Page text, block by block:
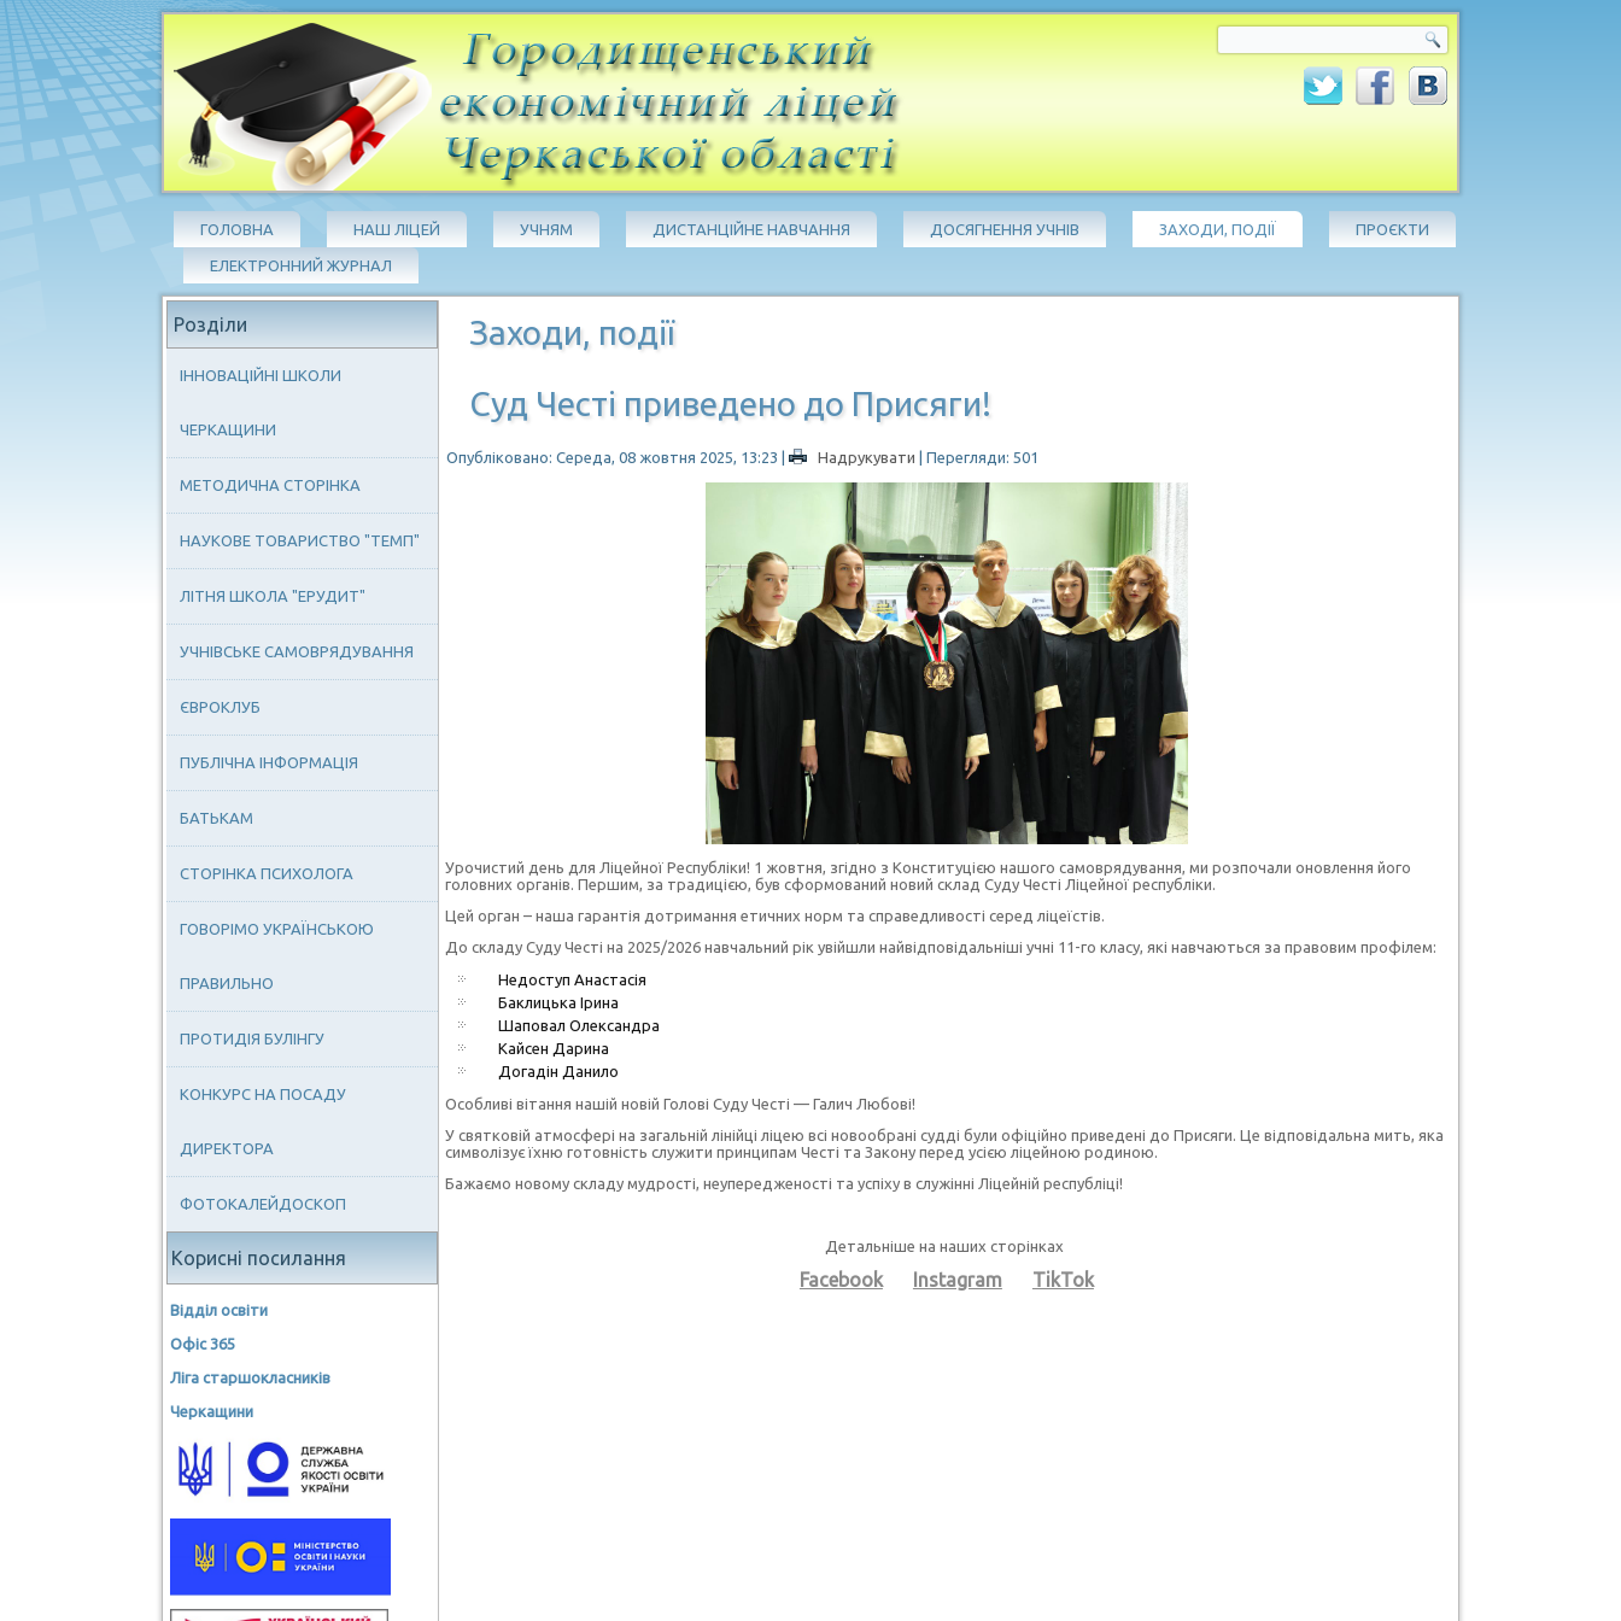
ГОЛОВНА НАШ ЛІЦЕЙ УЧНЯМ ДИСТАНЦІЙНЕ НАВЧАННЯ ДОСЯГНЕННЯ УЧНІВ ЗАХОДИ, ПОДІЇ ПРОЄКТИ
ЕЛЕКТРОННИЙ ЖУРНАЛ
Розділи
ІННОВАЦІЙНІ ШКОЛИ
ЧЕРКАЩИНИ
МЕТОДИЧНА СТОРІНКА
НАУКОВЕ ТОВАРИСТВО "ТЕМП"
ЛІТНЯ ШКОЛА "ЕРУДИТ"
УЧНІВСЬКЕ САМОВРЯДУВАННЯ
ЄВРОКЛУБ
ПУБЛІЧНА ІНФОРМАЦІЯ
БАТЬКАМ
СТОРІНКА ПСИХОЛОГА
ГОВОРІМО УКРАЇНСЬКОЮ
ПРАВИЛЬНО
ПРОТИДІЯ БУЛІНГУ
КОНКУРС НА ПОСАДУ
ДИРЕКТОРА
ФОТОКАЛЕЙДОСКОП
Корисні посилання
Відділ освіти
Офіс 365
Ліга старшокласників
Черкащини
Заходи, події
Суд Честі приведено до Присяги!
Опубліковано: Середа, 08 жовтня 2025, 13:23 | Надрукувати | Перегляди: 501
Урочистий день для Ліцейної Республіки! 1 жовтня, згідно з Конституцією нашого самоврядування, ми розпочали оновлення його
головних органів. Першим, за традицією, був сформований новий склад Суду Честі Ліцейної республіки.
Цей орган – наша гарантія дотримання етичних норм та справедливості серед ліцеїстів.
До складу Суду Честі на 2025/2026 навчальний рік увійшли найвідповідальніші учні 11-го класу, які навчаються за правовим профілем:
Недоступ Анастасія
Баклицька Ірина
Шаповал Олександра
Кайсен Дарина
Догадін Данило
Особливі вітання нашій новій Голові Суду Честі — Галич Любові!
У святковій атмосфері на загальній лінійці ліцею всі новообрані судді були офіційно приведені до Присяги. Це відповідальна мить, яка
символізує їхню готовність служити принципам Честі та Закону перед усією ліцейною родиною.
Бажаємо новому складу мудрості, неупередженості та успіху в служінні Ліцейній республіці!
Детальніше на наших сторінках
Facebook Instagram TikTok